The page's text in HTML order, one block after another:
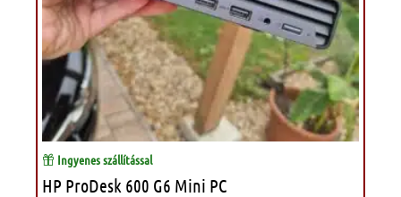
Ingyenes szállítással
HP ProDesk 600 G6 Mini PC